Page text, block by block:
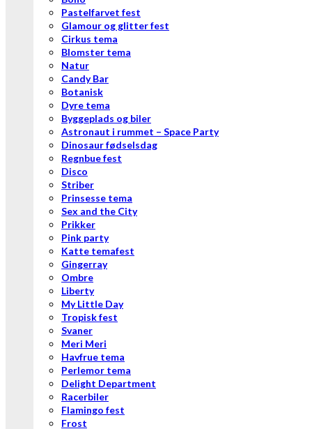
Pastelfarvet fest
Glamour og glitter fest
Cirkus tema
Blomster tema
Natur
Candy Bar
Botanisk
Dyre tema
Byggeplads og biler
Astronaut i rummet – Space Party
Dinosaur fødselsdag
Regnbue fest
Disco
Striber
Prinsesse tema
Sex and the City
Prikker
Pink party
Katte temafest
Gingerray
Ombre
Liberty
My Little Day
Tropisk fest
Svaner
Meri Meri
Havfrue tema
Perlemor tema
Delight Department
Racerbiler
Flamingo fest
Frost